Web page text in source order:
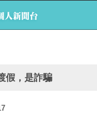
假，是詐騙